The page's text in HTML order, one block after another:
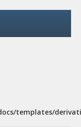
templates/